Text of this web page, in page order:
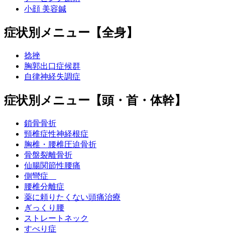
小顔 美容鍼
症状別メニュー【全身】
捻挫
胸郭出口症候群
自律神経失調症
症状別メニュー【頭・首・体幹】
鎖骨骨折
頸椎症性神経根症
胸椎・腰椎圧迫骨折
骨盤裂離骨折
仙腸関節性腰痛
側彎症
腰椎分離症
薬に頼りたくない頭痛治療
ぎっくり腰
ストレートネック
すべり症